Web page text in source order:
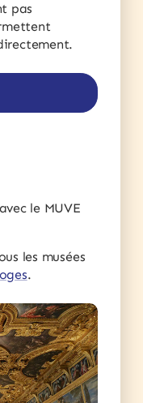
pas
le MUVE
les musées
.